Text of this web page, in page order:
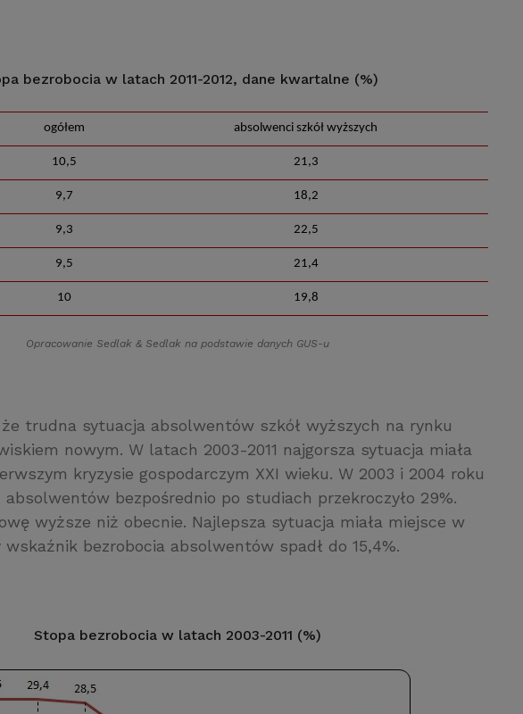
bezrobocia w latach 2011-2012, dane kwartalne (%)
ogółem absolwenci szkół wyższych
10,5 21,3
9,7 18,2
9,3 22,5
9,5 21,4
10 19,8
Opracowanie Sedlak & Sedlak na podstawie danych GUS-u
trudna sytuacja absolwentów szkół wyższych na rynku
nowym. W latach 2003-2011 najgorsza sytuacja miała
kryzysie gospodarczym XXI wieku. W 2003 i 2004 roku
absolwentów bezpośrednio po studiach przekroczyło 29%.
wyższe niż obecnie. Najlepsza sytuacja miała miejsce w
bezrobocia absolwentów spadł do 15,4%.
Stopa bezrobocia w latach 2003-2011 (%)